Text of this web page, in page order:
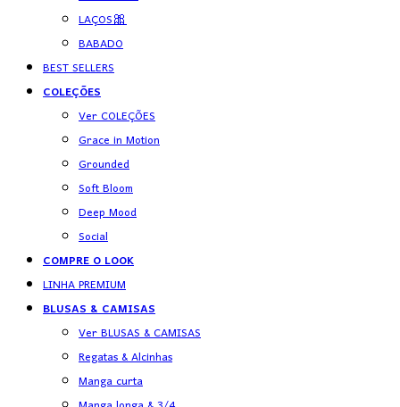
LAÇOS🎀
BABADO
BEST SELLERS
COLEÇÕES
Ver COLEÇÕES
Grace in Motion
Grounded
Soft Bloom
Deep Mood
Social
COMPRE O LOOK
LINHA PREMIUM
BLUSAS & CAMISAS
Ver BLUSAS & CAMISAS
Regatas & Alcinhas
Manga curta